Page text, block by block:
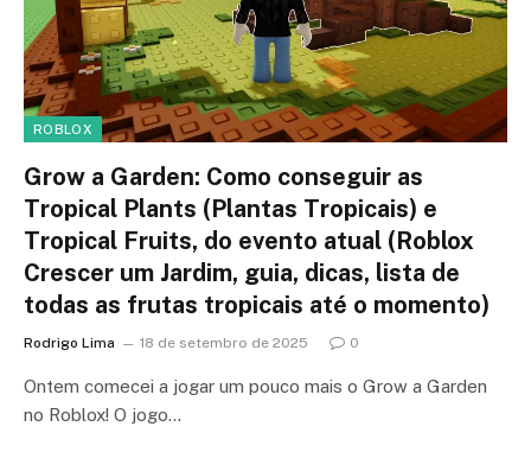
ROBLOX
Grow a Garden: Como conseguir as
Tropical Plants (Plantas Tropicais) e
Tropical Fruits, do evento atual (Roblox
Crescer um Jardim, guia, dicas, lista de
todas as frutas tropicais até o momento)
Rodrigo Lima 18 de setembro de 2025 0
Ontem comecei a jogar um pouco mais o Grow a Garden
no Roblox! O jogo…